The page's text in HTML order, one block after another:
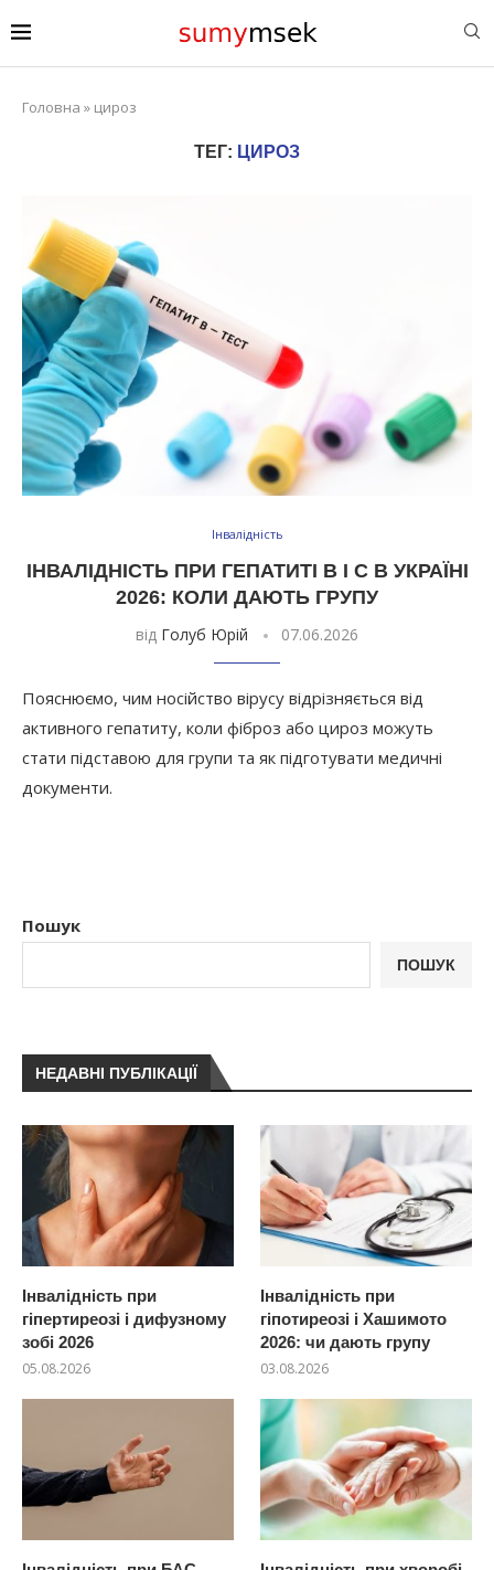
Головна » цироз
ТЕГ: ЦИРОЗ
Інвалідність
ІНВАЛІДНІСТЬ ПРИ ГЕПАТИТІ B І C В УКРАЇНІ
2026: КОЛИ ДАЮТЬ ГРУПУ
від Голуб Юрій 07.06.2026
Пояснюємо, чим носійство вірусу відрізняється від
активного гепатиту, коли фіброз або цироз можуть
стати підставою для групи та як підготувати медичні
документи.
Пошук
ПОШУК
НЕДАВНІ ПУБЛІКАЦІЇ
Інвалідність при
гіпертиреозі і дифузному
зобі 2026
05.08.2026
Інвалідність при
гіпотиреозі і Хашимото
2026: чи дають групу
03.08.2026